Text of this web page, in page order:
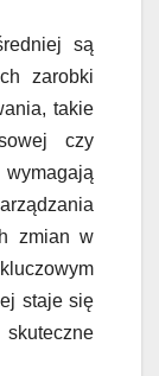
są
zarobki
takie
czy
zmian w
staje się